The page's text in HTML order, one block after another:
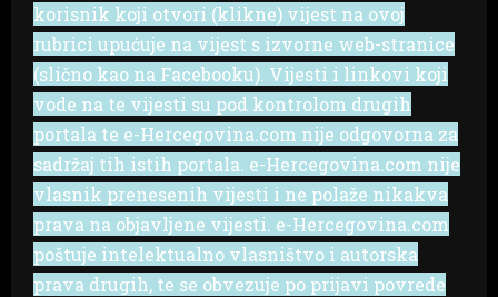
korisnik koji otvori (klikne) vijest na ovoj
rubrici upućuje na vijest s izvorne web-stranice
(slično kao na Facebooku). Vijesti i linkovi koji
vode na te vijesti su pod kontrolom drugih
portala te e-Hercegovina.com nije odgovorna za
sadržaj tih istih portala. e-Hercegovina.com nije
vlasnik prenesenih vijesti i ne polaže nikakva
prava na objavljene vijesti. e-Hercegovina.com
poštuje intelektualno vlasništvo i autorska
prava drugih, te se obvezuje po prijavi povrede